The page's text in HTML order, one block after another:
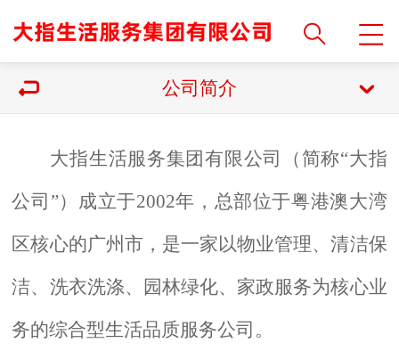
公司简介
大指生活服务集团有限公司（简称“大指
公司”）成立于2002年，总部位于粤港澳大湾
区核心的广州市，是一家以物业管理、清洁保
洁、洗衣洗涤、园林绿化、家政服务为核心业
务的综合型生活品质服务公司。